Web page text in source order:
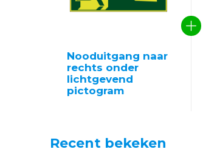
Nooduitgang naar
rechts onder
lichtgevend
pictogram
Recent bekeken